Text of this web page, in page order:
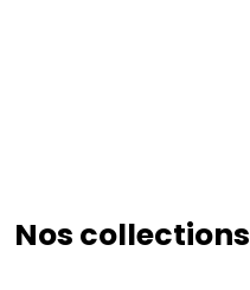
Nos collections